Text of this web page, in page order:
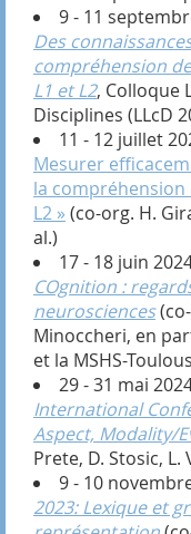
9 - 11
Des
compréhension
L1 et L2, Colloque
Disciplines (LLcD
11 - 12 juillet
Mesurer
la compréhension
L2 » (co-org. H.
al.)
17 - 18 juin
COgnition :
neurosciences(co-
Minoccheri, en
et la MSHS-
29 - 31 mai
International
Aspect, Modality/
Prete, D. Stosic, L.
9 - 10
2023: Lexique et